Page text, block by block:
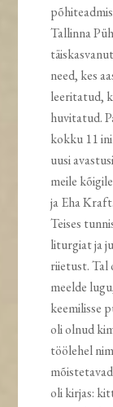
Tallinna
need, kes
leeritatud,
huvitatud.
kokku 11
uusi
meile
ja Eha Kraft.
Teises
liturgiat ja
riietust. Tal
meelde
keemilisse
oli olnud
töölehel
oli kirjas: